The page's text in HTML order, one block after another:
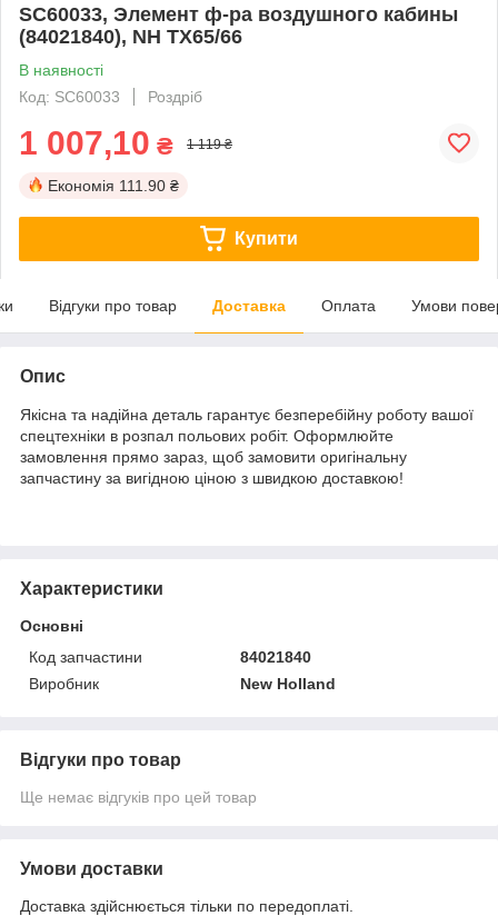
SC60033, Элемент ф-ра воздушного кабины
(84021840), NH TX65/66
В наявності
Код: SC60033
Роздріб
1 007,10 ₴ 1 119 ₴
Економія 111.90 ₴
Купити
Відгуки про товар Доставка Оплата Умови
Опис
Якісна та надійна деталь гарантує безперебійну роботу вашої
спецтехніки в розпал польових робіт. Оформлюйте
замовлення прямо зараз, щоб замовити оригінальну
запчастину за вигідною ціною з швидкою доставкою!
Характеристики
Основні
Код запчастини
84021840
Виробник
New Holland
Відгуки про товар
Ще немає відгуків про цей товар
Умови доставки
Доставка здійснюється тільки по передоплаті.